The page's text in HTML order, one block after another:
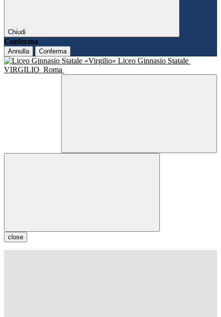
Chiudi
Conferma
Annulla Conferma
Liceo Ginnasio Statale
VIRGILIO Roma
close